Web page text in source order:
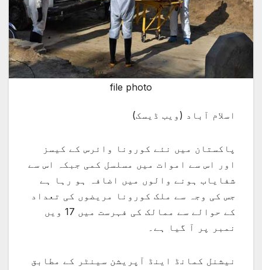
file photo
اسلام آباد (ویب ڈیسک)
پاکستان میں نئے کورونا وائرس کے کیسز
اور اس سے اموات میں مسلسل کمی جبکہ اس سے
شفایاب ہونے والوں میں اضافہ ہو رہا ہے
جس کی وجہ سے ملک کورونا مریضوں کی تعداد
کے حوالے سے ممالک کی فہرست میں 17 ویں
نمبر پر آ گیا ہے۔
نیشنل کمانڈ اینڈ آپریشن سینٹر کے مطابق